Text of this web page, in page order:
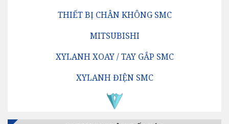
THIẾT BỊ CHÂN KHÔNG SMC
MITSUBISHI
XYLANH XOAY / TAY GẮP SMC
XYLANH ĐIỆN SMC
VAN ĐỊNH HƯỚNG SMC